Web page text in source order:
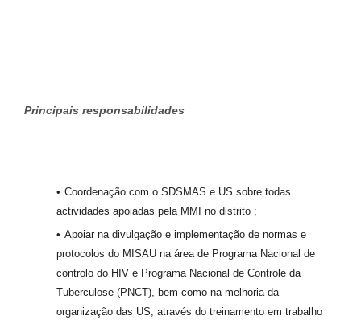
Principais responsabilidades
Coordenação com o SDSMAS e US sobre todas
actividades apoiadas pela MMI no distrito ;
Apoiar na divulgação e implementação de normas e
protocolos do MISAU na área de Programa Nacional de
controlo do HIV e Programa Nacional de Controle da
Tuberculose (PNCT), bem como na melhoria da
organização das US, através do treinamento em trabalho